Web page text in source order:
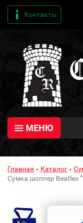
Контакты
МЕНЮ
Главная Каталог
Сумка шоппер Beatles